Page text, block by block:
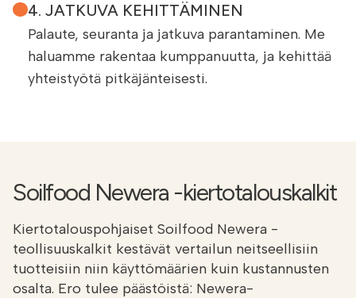
4. JATKUVA KEHITTÄMINEN
Palaute, seuranta ja jatkuva parantaminen. Me
haluamme rakentaa kumppanuutta, ja kehittää
yhteistyötä pitkäjänteisesti.
Soilfood Newera -kiertotalouskalkit
Kiertotalouspohjaiset Soilfood Newera -
teollisuuskalkit kestävät vertailun neitseellisiin
tuotteisiin niin käyttömäärien kuin kustannusten
osalta. Ero tulee päästöistä: Newera-